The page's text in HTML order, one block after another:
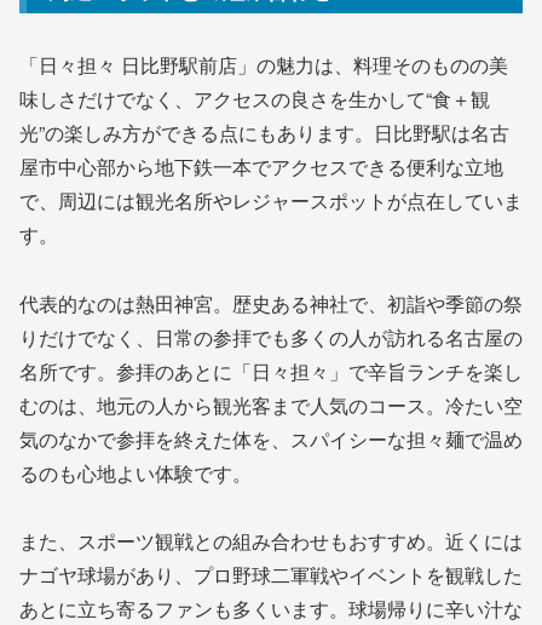
「日々担々 日比野駅前店」の魅力は、料理そのものの美
味しさだけでなく、アクセスの良さを生かして“食＋観
光”の楽しみ方ができる点にもあります。日比野駅は名古
屋市中心部から地下鉄一本でアクセスできる便利な立地
で、周辺には観光名所やレジャースポットが点在していま
す。
代表的なのは熱田神宮。歴史ある神社で、初詣や季節の祭
りだけでなく、日常の参拝でも多くの人が訪れる名古屋の
名所です。参拝のあとに「日々担々」で辛旨ランチを楽し
むのは、地元の人から観光客まで人気のコース。冷たい空
気のなかで参拝を終えた体を、スパイシーな担々麺で温め
るのも心地よい体験です。
また、スポーツ観戦との組み合わせもおすすめ。近くには
ナゴヤ球場があり、プロ野球二軍戦やイベントを観戦した
あとに立ち寄るファンも多くいます。球場帰りに辛い汁な